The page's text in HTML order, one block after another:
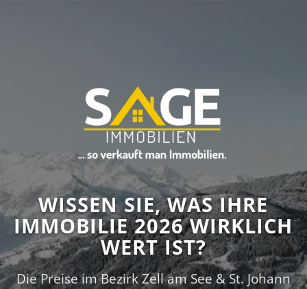
WISSEN SIE, WAS IHRE
IMMOBILIE 2026 WIRKLICH
WERT IST?
Die Preise im Bezirk Zell am See & St. Johann